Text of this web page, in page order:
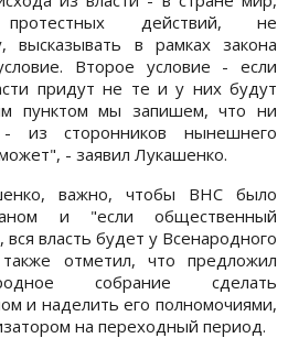
действий, не
высказывать в рамках закона
Второе условие - если
придут не те и у них будут
пунктом мы запишем, что ни
сторонников нынешнего
- заявил Лукашенко.
важно, чтобы ВНС было
и "если общественный
власть будет у Всенародного
отметил, что предложил
собрание сделать
и наделить его полномочиями,
на переходный период.